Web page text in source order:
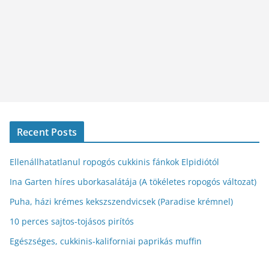
Recent Posts
Ellenállhatatlanul ropogós cukkinis fánkok Elpidiótól
Ina Garten híres uborkasalátája (A tökéletes ropogós változat)
Puha, házi krémes kekszszendvicsek (Paradise krémnel)
10 perces sajtos-tojásos pirítós
Egészséges, cukkinis-kaliforniai paprikás muffin